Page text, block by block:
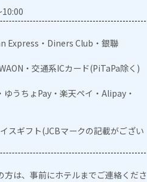
Express・Diners Club・銀聯
・交通系ICカード(PiTaPa除く)
ゆうちょPay・楽天ペイ・Alipay・
スギフト(JCBマークの記載がござい
は、事前にホテルまでご連絡くださ